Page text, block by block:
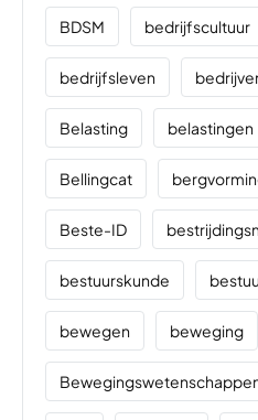
BDSM bedrijfscultuur
bedrijfsleven
Belasting belastingen
Bellingcat
Beste-ID
bestuurskunde
bewegen beweging